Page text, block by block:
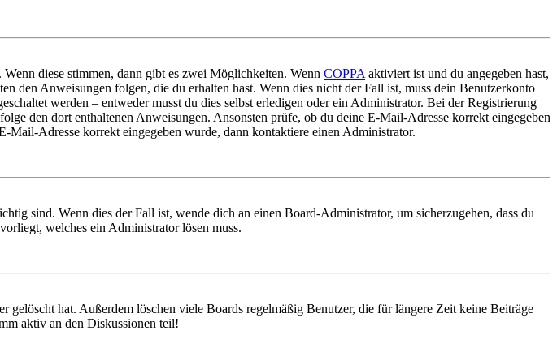
diese stimmen, dann gibt es zwei Möglichkeiten. Wenn COPPA aktiviert ist und du angegeben hast,
den Anweisungen folgen, die du erhalten hast. Wenn dies nicht der Fall ist, muss dein Benutzerkonto
werden – entweder musst du dies selbst erledigen oder ein Administrator. Bei der Registrierung
den dort enthaltenen Anweisungen. Ansonsten prüfe, ob du deine E-Mail-Adresse korrekt eingegeben
Adresse korrekt eingegeben wurde, dann kontaktiere einen Administrator.
sind. Wenn dies der Fall ist, wende dich an einen Board-Administrator, um sicherzugehen, dass du
welches ein Administrator lösen muss.
hat. Außerdem löschen viele Boards regelmäßig Benutzer, die für längere Zeit keine Beiträge
aktiv an den Diskussionen teil!